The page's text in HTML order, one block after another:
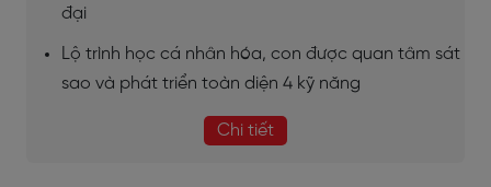
đại
Lộ trình học cá nhân hóa, con được quan tâm sát
sao và phát triển toàn diện 4 kỹ năng
Chi tiết